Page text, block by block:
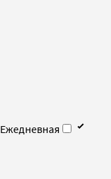
Ежедневная